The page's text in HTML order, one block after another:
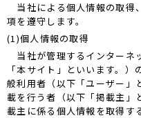
当社による個人情報の取得
項を遵守します。
(1)個人情報の取得
当社が管理するインターネ
「本サイト」といいます。
般利用者（以下「ユーザー」
載を行う者（以下「掲載主」
載主に係る個人情報を取得す